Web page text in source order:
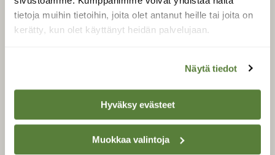
tietoja muihin tietoihin, joita olet antanut heille tai joita on
kerätty, kun olet käyttänyt heidän palvelujaan.
Näytä tiedot
Hyväksy evästeet
Muokkaa valintoja
TILAAJAPALVELU